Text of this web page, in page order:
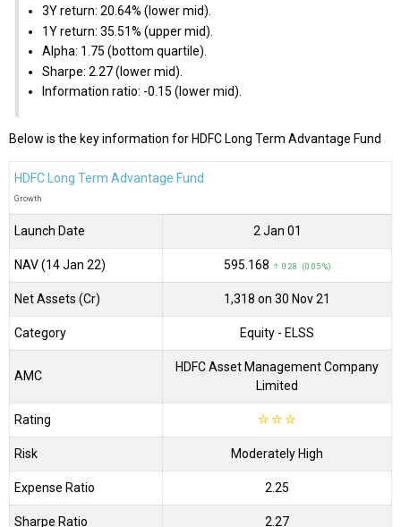
3Y return: 20.64% (lower mid).
1Y return: 35.51% (upper mid).
Alpha: 1.75 (bottom quartile).
Sharpe: 2.27 (lower mid).
Information ratio: -0.15 (lower mid).
Below is the key information for HDFC Long Term Advantage Fund
HDFC Long Term Advantage Fund
Growth
Launch Date 2 Jan 01
NAV (14 Jan 22) ₹595.168 ↑ 0.28 (0.05 %)
Net Assets (Cr) ₹1,318 on 30 Nov 21
Category Equity - ELSS
AMC
HDFC Asset Management Company
Limited
Rating ☆☆☆
Risk Moderately High
Expense Ratio 2.25
Sharpe Ratio 2.27